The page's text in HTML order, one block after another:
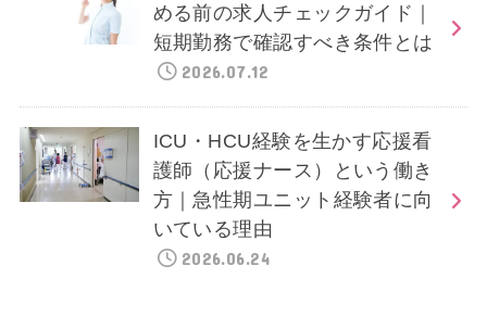
める前の求人チェックガイド｜
短期勤務で確認すべき条件とは
2026.07.12
ICU・HCU経験を生かす応援看
護師（応援ナース）という働き
方｜急性期ユニット経験者に向
いている理由
2026.06.24